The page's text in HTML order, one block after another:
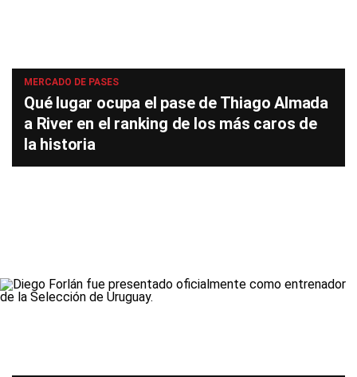
MERCADO DE PASES
Qué lugar ocupa el pase de Thiago Almada
a River en el ranking de los más caros de
la historia